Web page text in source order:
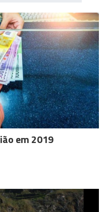
em 2019